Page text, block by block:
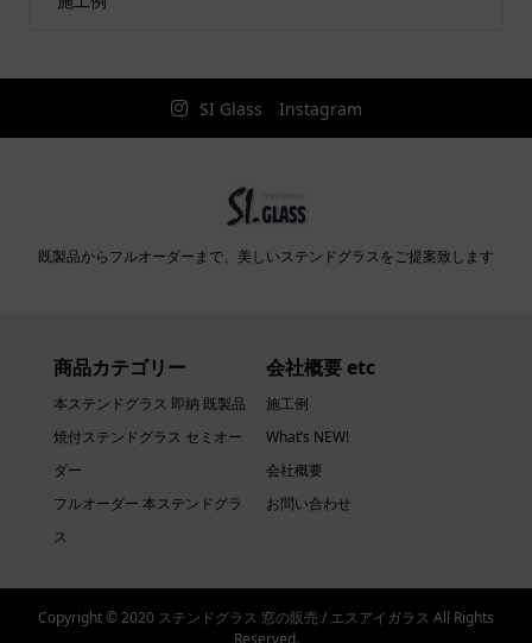
SI Glass Instagram
既製品からフルオーダーまで、美しいステンドグラスをご提案致します
商品カテゴリー
本ステンドグラス 即納 既製品
焼付ステンドグラス セミオー
ダー
フルオーダー 本ステンドグラ
ス
会社概要 etc
施工例
What’s NEW!
会社概要
お問い合わせ
Copyright © 2020 ステンドグラス 窓の販売 / エスアイガラス All Rights
Reserved.